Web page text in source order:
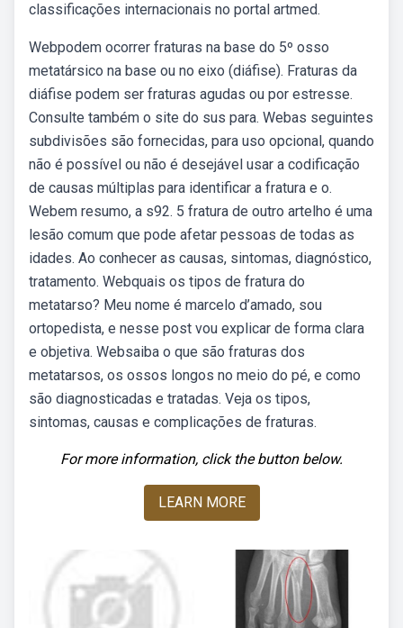
classificações internacionais no portal artmed.
Webpodem ocorrer fraturas na base do 5º osso
metatársico na base ou no eixo (diáfise). Fraturas da
diáfise podem ser fraturas agudas ou por estresse.
Consulte também o site do sus para. Webas seguintes
subdivisões são fornecidas, para uso opcional, quando
não é possível ou não é desejável usar a codificação
de causas múltiplas para identificar a fratura e o.
Webem resumo, a s92. 5 fratura de outro artelho é uma
lesão comum que pode afetar pessoas de todas as
idades. Ao conhecer as causas, sintomas, diagnóstico,
tratamento. Webquais os tipos de fratura do
metatarso? Meu nome é marcelo d’amado, sou
ortopedista, e nesse post vou explicar de forma clara
e objetiva. Websaiba o que são fraturas dos
metatarsos, os ossos longos no meio do pé, e como
são diagnosticadas e tratadas. Veja os tipos,
sintomas, causas e complicações de fraturas.
For more information, click the button below.
LEARN MORE